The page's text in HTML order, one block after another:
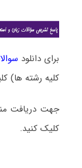
برای دانلود
کلیه رشته ها)
جهت دریافت
کلیک کنید.